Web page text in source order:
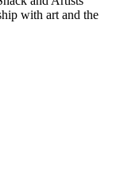
with art and the